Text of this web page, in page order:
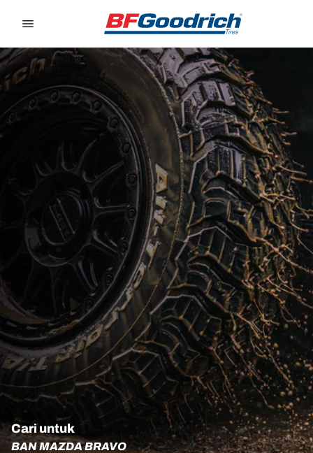
Cari untuk
BAN MAZDA BRAVO